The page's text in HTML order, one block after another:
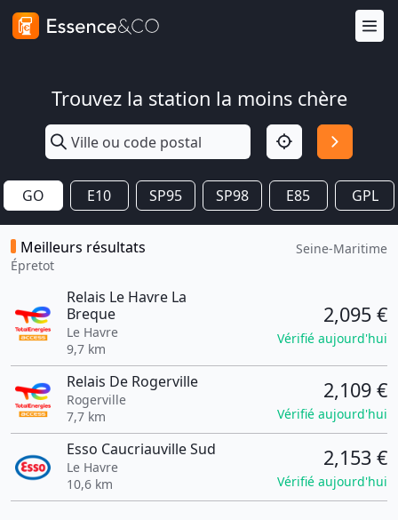
Trouvez la station la moins chère
GO E10 SP95 SP98 E85 GPL
Meilleurs résultats
Épretot
Seine-Maritime
Relais Le Havre La
Breque
Le Havre
9,7 km
2,095 €
Vérifié aujourd'hui
Relais De Rogerville
Rogerville
7,7 km
2,109 €
Vérifié aujourd'hui
Esso Caucriauville Sud
Le Havre
10,6 km
2,153 €
Vérifié aujourd'hui